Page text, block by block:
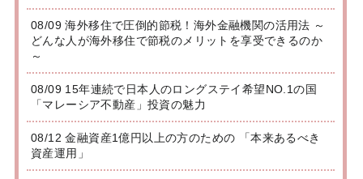
08/09 海外移住で圧倒的節税！海外金融機関の活用法 ～
どんな人が海外移住で節税のメリットを享受できるのか
～
08/09 15年連続で日本人のロングステイ希望NO.1の国
「マレーシア不動産」投資の魅力
08/12 金融資産1億円以上の方のための 「本来あるべき
資産運用」